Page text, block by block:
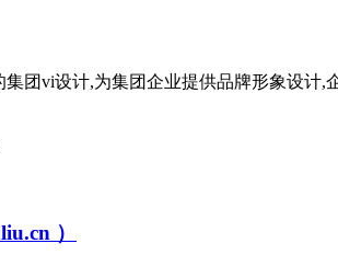
团vi设计,为集团企业提供品牌形象设
）